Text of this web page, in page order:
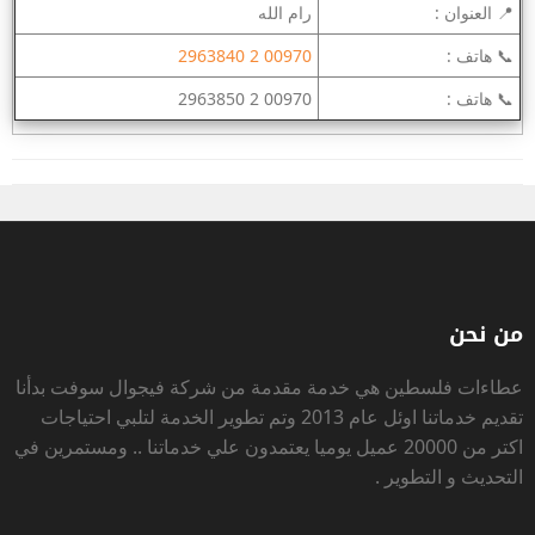
📍 العنوان :
رام الله
📞 هاتف :
00970 2 2963840
📞 هاتف :
00970 2 2963850
من نحن
عطاءات فلسطينهي خدمة مقدمة من شركة فيجوال سوفت بدأنا
تقديم خدماتنا اوئل عام 2013 وتم تطوير الخدمة لتلبي احتياجات
اكتر من 20000 عميل يوميا يعتمدون علي خدماتنا .. ومستمرين في
التحديث و التطوير .